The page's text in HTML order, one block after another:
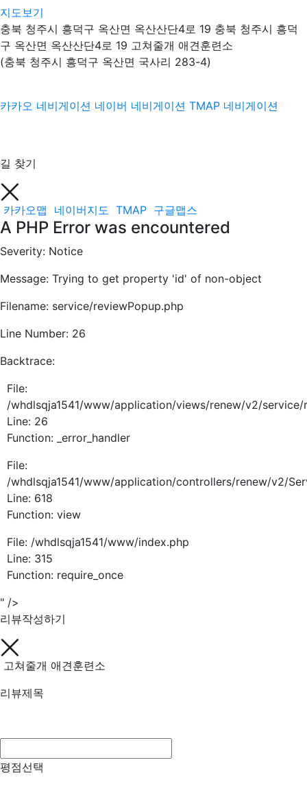
지도보기
충북 청주시 흥덕구 옥산면 옥산산단4로 19 충북 청주시 흥덕
구 옥산면 옥산산단4로 19 고쳐줄개 애견훈련소
(충북 청주시 흥덕구 옥산면 국사리 283-4)
카카오 네비게이션 네이버 네비게이션 TMAP 네비게이션
길 찾기
카카오맵 네이버지도 TMAP 구글맵스
A PHP Error was encountered
Severity: Notice
Message: Trying to get property 'id' of non-object
Filename: service/reviewPopup.php
Line Number: 26
Backtrace:
File:
/whdlsqja1541/www/application/views/renew/v2/service/
Line: 26
Function: _error_handler
File:
/whdlsqja1541/www/application/controllers/renew/v2/
Line: 618
Function: view
File: /whdlsqja1541/www/index.php
Line: 315
Function: require_once
" />
리뷰작성하기
고쳐줄개 애견훈련소
리뷰제목
평점선택